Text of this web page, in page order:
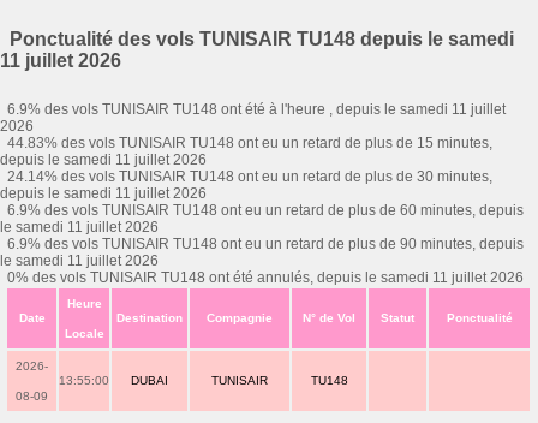
Ponctualité des vols TUNISAIR TU148 depuis le samedi
11 juillet 2026
6.9% des vols TUNISAIR TU148 ont été à l'heure , depuis le samedi 11 juillet
2026
44.83% des vols TUNISAIR TU148 ont eu un retard de plus de 15 minutes,
depuis le samedi 11 juillet 2026
24.14% des vols TUNISAIR TU148 ont eu un retard de plus de 30 minutes,
depuis le samedi 11 juillet 2026
6.9% des vols TUNISAIR TU148 ont eu un retard de plus de 60 minutes, depuis
le samedi 11 juillet 2026
6.9% des vols TUNISAIR TU148 ont eu un retard de plus de 90 minutes, depuis
le samedi 11 juillet 2026
0% des vols TUNISAIR TU148 ont été annulés, depuis le samedi 11 juillet 2026
Date
Heure
Locale
Destination Compagnie N° de Vol Statut Ponctualité
2026-
08-09
13:55:00 DUBAI TUNISAIR TU148